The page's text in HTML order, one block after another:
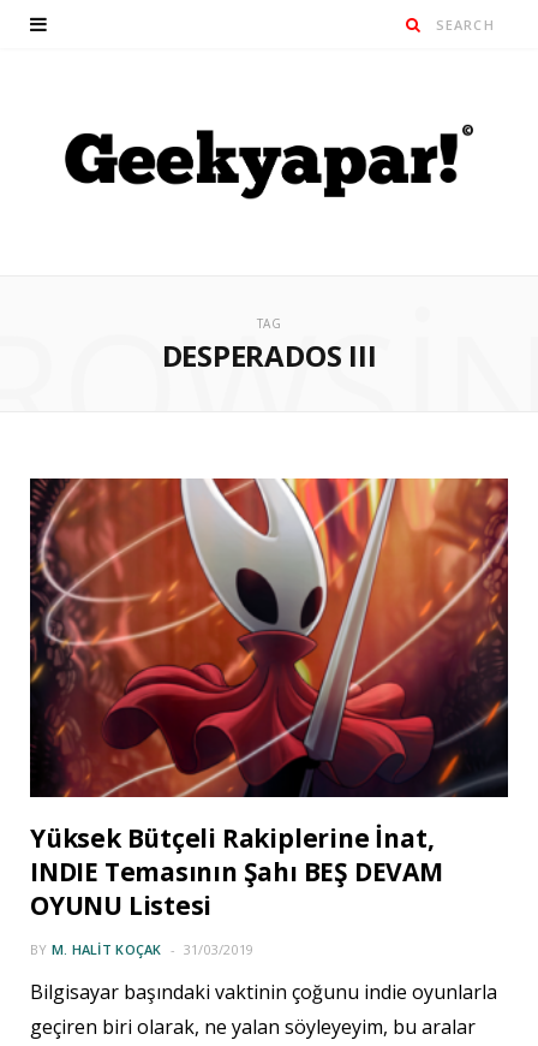
TAG
DESPERADOS III
Yüksek Bütçeli Rakiplerine İnat,
INDIE Temasının Şahı BEŞ DEVAM
OYUNU Listesi
BY M. HALIT KOÇAK 31/03/2019
Bilgisayar başındaki vaktinin çoğunu indie oyunlarla
geçiren biri olarak, ne yalan söyleyeyim, bu aralar